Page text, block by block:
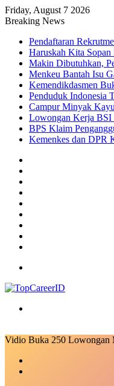
Friday, August 7 2026
Breaking News
Pendaftaran
Haruskah Kita Sopan
Makin Dibutuhkan,
Menkeu Bantah Isu
Kemendikdasmen
Penduduk Indonesia
Campur Minyak
Lowongan Kerja BSI
BPS Klaim
Kemenkes dan DPR
Vidio Buka 250 Lowongan
Email